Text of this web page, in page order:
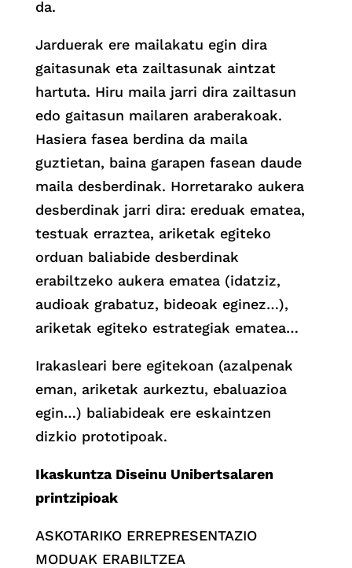
da.
Jarduerak ere mailakatu egin dira
gaitasunak eta zailtasunak aintzat
hartuta. Hiru maila jarri dira zailtasun
edo gaitasun mailaren araberakoak.
Hasiera fasea berdina da maila
guztietan, baina garapen fasean daude
maila desberdinak. Horretarako aukera
desberdinak jarri dira: ereduak ematea,
testuak erraztea, ariketak egiteko
orduan baliabide desberdinak
erabiltzeko aukera ematea (idatziz,
audioak grabatuz, bideoak eginez…),
ariketak egiteko estrategiak ematea…
Irakasleari bere egitekoan (azalpenak
eman, ariketak aurkeztu, ebaluazioa
egin…) baliabideak ere eskaintzen
dizkio prototipoak.
Ikaskuntza Diseinu Unibertsalaren
printzipioak
ASKOTARIKO ERREPRESENTAZIO
MODUAK ERABILTZEA